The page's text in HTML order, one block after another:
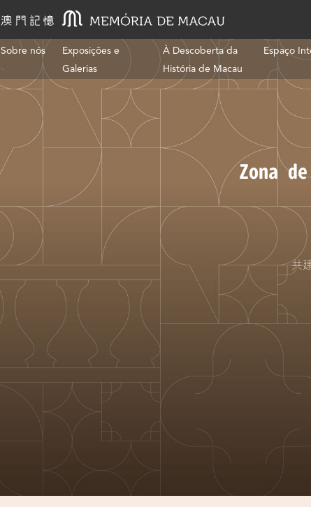
Sobre nós
Exposições e
Galerias
À Descoberta da
História de Macau
Espaço
Zona
共